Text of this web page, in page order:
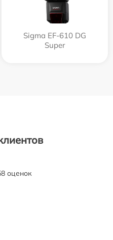
Sigma EF-610 DG
Super
оценок